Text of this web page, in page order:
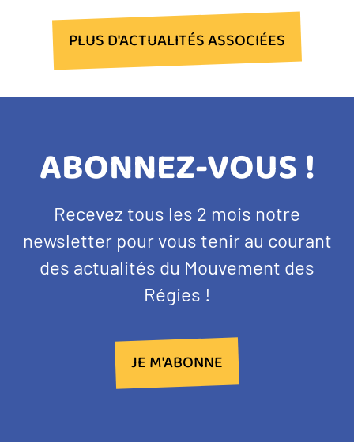
PLUS D'ACTUALITÉS ASSOCIÉES
TITRE
BANDEAU
NEWSLETTER
ABONNEZ-VOUS !
Texte
d'introduction
Recevez tous les 2 mois notre
newsletter pour vous tenir au courant
des actualités du Mouvement des
Régies !
JE M'ABONNE